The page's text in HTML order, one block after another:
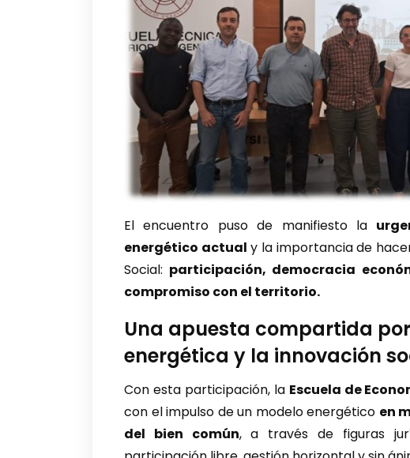
El encuentro puso de manifiesto la
energético actual y la importancia de
Social: participación, democracia
compromiso con el territorio.
Una apuesta compartida
energética y la innovación
Con esta participación, la Escuela de
con el impulso de un modelo energético en
del bien común, a través de figuras